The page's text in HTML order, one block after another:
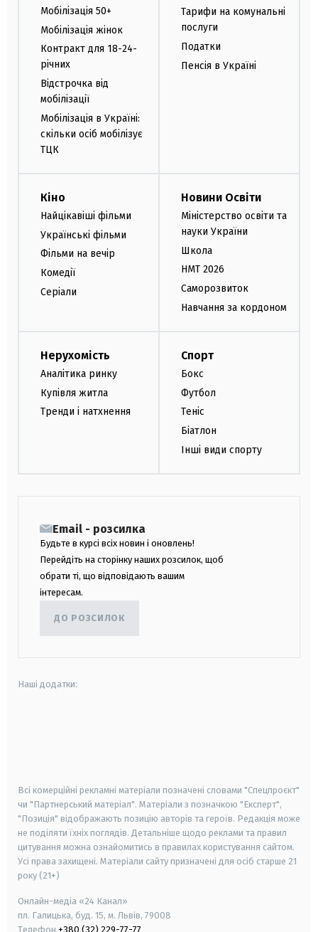
Мобілізація 50+
Мобілізація жінок
Контракт для 18-24-
річних
Відстрочка від
мобілізації
Мобілізація в Україні:
скільки осіб мобілізує
ТЦК
Тарифи на комунальні
послуги
Податки
Пенсія в Україні
Кіно
Найцікавіші фільми
Українські фільми
Фільми на вечір
Комедії
Серіали
Новини Освіти
Міністерство освіти та
науки України
Школа
НМТ 2026
Саморозвиток
Навчання за кордоном
Нерухомість
Аналітика ринку
Купівля житла
Тренди і натхнення
Спорт
Бокс
Футбол
Теніс
Біатлон
Інші види спорту
Email - розсилка
Будьте в курсі всіх новин і оновлень!
Перейдіть на сторінку наших розсилок, щоб
обрати ті, що відповідають вашим
інтересам.
ДО РОЗСИЛОК
Наші додатки:
Всі комерційні рекламні матеріали позначені словами "Спецпроєкт"
чи "Партнерський матеріал". Матеріали з позначкою "Експерт",
"Позиція" відображають позицію авторів та героїв. Редакція може
не поділяти їхніх поглядів. Детальніше щодо реклами та правил
цитування можна ознайомитись в правилах користування сайтом.
Усі права захищені. Матеріали сайту призначені для осіб старше 21
року (21+)
Онлайн-медіа «24 Канал»
пл. Галицька, буд. 15, м. Львів, 79008
Телефон +380 (32) 229-77-77